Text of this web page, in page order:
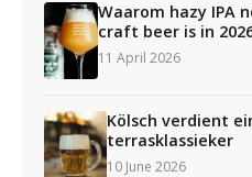
Waarom hazy IPA
craft beer is in
11 April 2026
Kölsch verdient
terrasklassieker
10 June 2026